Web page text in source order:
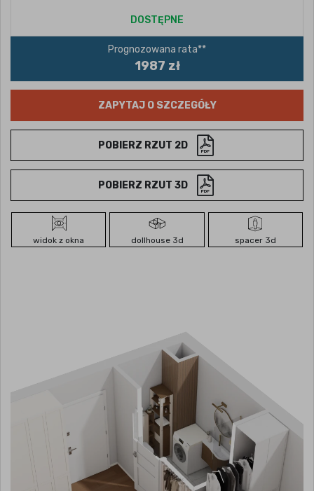
DOSTĘPNE
Prognozowana rata**
1987 zł
ZAPYTAJ O SZCZEGÓŁY
POBIERZ RZUT 2D
POBIERZ RZUT 3D
widok z okna dollhouse 3d spacer 3d